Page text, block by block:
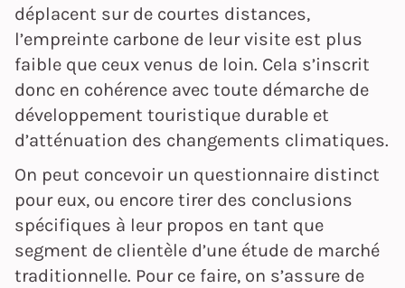
déplacent sur de courtes distances,
l’empreinte carbone de leur visite est plus
faible que ceux venus de loin. Cela s’inscrit
donc en cohérence avec toute démarche de
développement touristique durable et
d’atténuation des changements climatiques.
On peut concevoir un questionnaire distinct
pour eux, ou encore tirer des conclusions
spécifiques à leur propos en tant que
segment de clientèle d’une étude de marché
traditionnelle. Pour ce faire, on s’assure de